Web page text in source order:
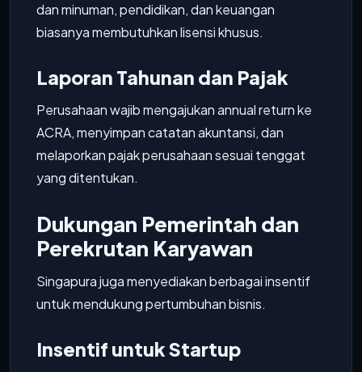
dan minuman, pendidikan, dan keuangan
biasanya membutuhkan lisensi khusus.
Laporan Tahunan dan Pajak
Perusahaan wajib mengajukan annual return ke
ACRA, menyimpan catatan akuntansi, dan
melaporkan pajak perusahaan sesuai tenggat
yang ditentukan.
Dukungan Pemerintah dan
Perekrutan Karyawan
Singapura juga menyediakan berbagai insentif
untuk mendukung pertumbuhan bisnis.
Insentif untuk Startup